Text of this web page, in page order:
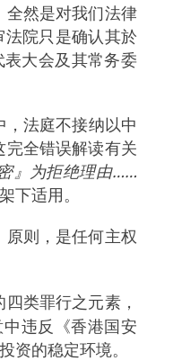
全然是对我们法律
法院只是确认其於
大会及其常务委
，法庭不接纳以中
全错误解读有关
』为拒绝理由……
下适用。
原则，是任何主权
类罪行之元素，
违反《香港国安
的稳定环境。